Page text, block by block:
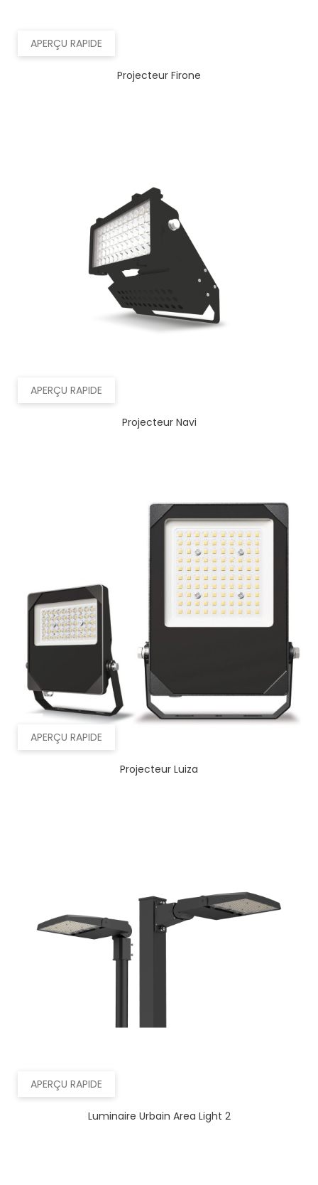
APERÇU RAPIDE
Projecteur Firone
APERÇU RAPIDE
Projecteur Navi
APERÇU RAPIDE
Projecteur Luiza
APERÇU RAPIDE
Luminaire Urbain Area Light 2